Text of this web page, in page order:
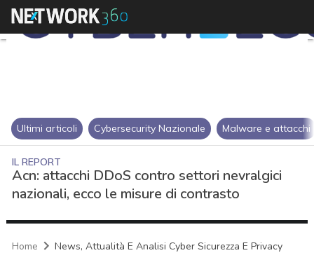
Ultimi articoli Cybersecurity Nazionale Malware e attacchi
IL REPORT
Acn: attacchi DDoS contro settori nevralgici
nazionali, ecco le misure di contrasto
Home News, Attualità E Analisi Cyber Sicurezza E Privacy